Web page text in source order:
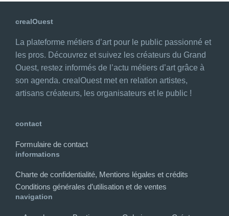
crealOuest
La plateforme métiers d’art pour le public passionné et
les pros. Découvrez et suivez les créateurs du Grand
Ouest, restez informés de l’actu métiers d’art grâce à
son agenda. crealOuest met en relation artistes,
artisans créateurs, les organisateurs et le public !
contact
Formulaire de contact
informations
Charte de confidentialité, Mentions légales et crédits
Conditions générales d’utilisation et de ventes
navigation